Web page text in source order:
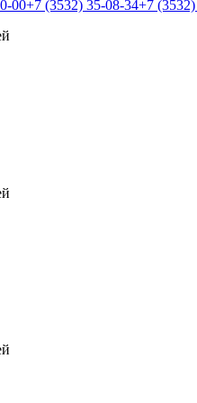
00+7 (3532) 35-08-34+7